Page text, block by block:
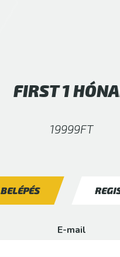
FIRST 1
19999FT
BELÉPÉS
E-mail